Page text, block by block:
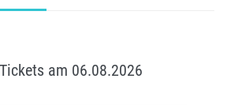
am 06.08.2026